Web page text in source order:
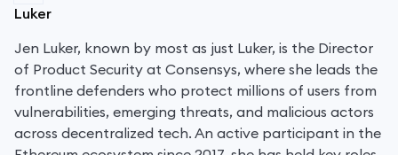
Luker
Jen Luker, known by most as just Luker, is the Director
of Product Security at Consensys, where she leads the
frontline defenders who protect millions of users from
vulnerabilities, emerging threats, and malicious actors
across decentralized tech. An active participant in the